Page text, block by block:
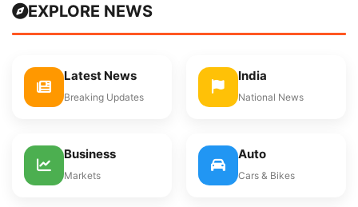
EXPLORE NEWS
Latest News
Breaking Updates
India
National News
Business
Markets
Auto
Cars & Bikes